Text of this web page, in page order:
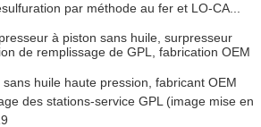
par méthode au fer et LO-CA...
à piston sans huile, surpresseur
de remplissage de GPL, fabrication OEM